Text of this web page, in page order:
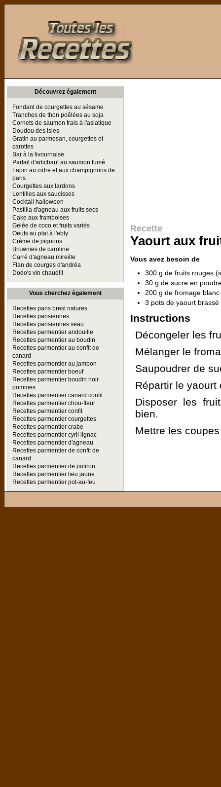
Découvrez également
Fondant de courgettes au sésame
Tranches de thon poêlées au soja
Cornets de saumon frais à l'asiatique
Doudou des isles
Gratin au parmesan, courgettes et
carottes
Bar à la livournaise
Parfait d'artichaut au saumon fumé
Lapin au cidre et aux champignons de
paris
Courgettes aux lardons
Lentilles aux saucisses
Cocktail halloween
Pastilla d'agneau aux fruits secs
Cake aux framboises
Gelée de coco et fruits variés
Oeufs au plat à l'ebly
Crème de pignons
Brownies de caroline
Carré d'agneau mireille
Flan de courges d'andréa
Dodo's vin chaud!!!
Vous cherchez également
Recettes paris brest natures
Recettes parisiennes
Recettes parisiennes veau
Recettes parmentier andouille
Recettes parmentier au boudin
Recettes parmentier au confit de
canard
Recettes parmentier au jambon
Recettes parmentier boeuf
Recettes parmentier boudin noir
pommes
Recettes parmentier canard confit
Recettes parmentier chou-fleur
Recettes parmentier confit
Recettes parmentier courgettes
Recettes parmentier crabe
Recettes parmentier cyril lignac
Recettes parmentier d'agneau
Recettes parmentier de confit de
canard
Recettes parmentier de potiron
Recettes parmentier lieu jaune
Recettes parmentier pot-au-feu
Recette
Yaourt aux
Vous avez besoin de
300 g de fruits rouges
30 g de sucre en
200 g de fromage
3 pots de yaourt brassé
Instructions
Décongeler les
Mélanger le
Saupoudrer de
Répartir le
Disposer les
bien.
Mettre les